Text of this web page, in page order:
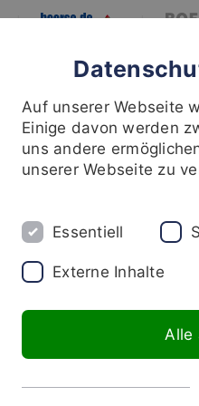
| |
RECHERCHE
Auf unserer Webseite
Einige davon werden
uns andere
unserer Webseite zu
Essentiell
Externe Inhalte
Alle